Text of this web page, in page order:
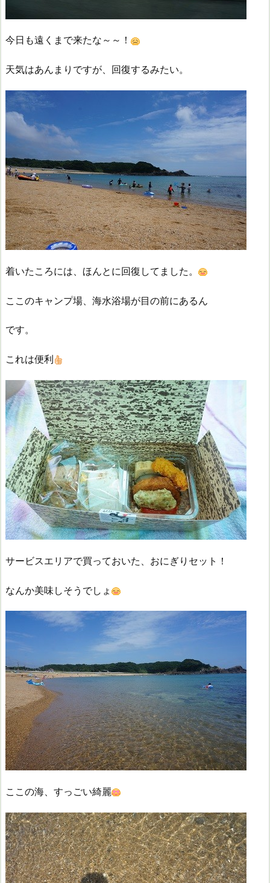
今日も遠くまで来たな～～！
天気はあんまりですが、回復するみたい。
着いたころには、ほんとに回復してました。
ここのキャンプ場、海水浴場が目の前にあるん
です。
これは便利
サービスエリアで買っておいた、おにぎりセット！
なんか美味しそうでしょ
ここの海、すっごい綺麗